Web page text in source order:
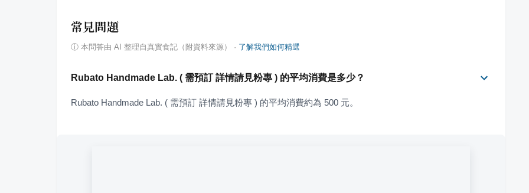
常見問題
ⓘ 本問答由 AI 整理自真實食記（附資料來源） · 了解我們如何精選
Rubato Handmade Lab. ( 需預訂 詳情請見粉專 ) 的平均消費是多少？
Rubato Handmade Lab. ( 需預訂 詳情請見粉專 ) 的平均消費約為 500 元。